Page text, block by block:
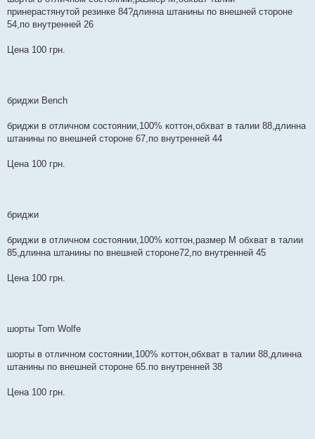
принерастянутой резинке 84?длинна штанины по внешней стороне
54,по внутренней 26
Цена 100 грн.
бриджи Bench
бриджи в отличном состоянии,100% коттон,обхват в талии 88,длинна
штанины по внешней стороне 67,по внутренней 44
Цена 100 грн.
бриджи
бриджи в отличном состоянии,100% коттон,размер М обхват в талии
85,длинна штанины по внешней стороне72,по внутренней 45
Цена 100 грн.
шорты Tom Wolfe
шорты в отличном состоянии,100% коттон,обхват в талии 88,длинна
штанины по внешней стороне 65.по внутренней 38
Цена 100 грн.